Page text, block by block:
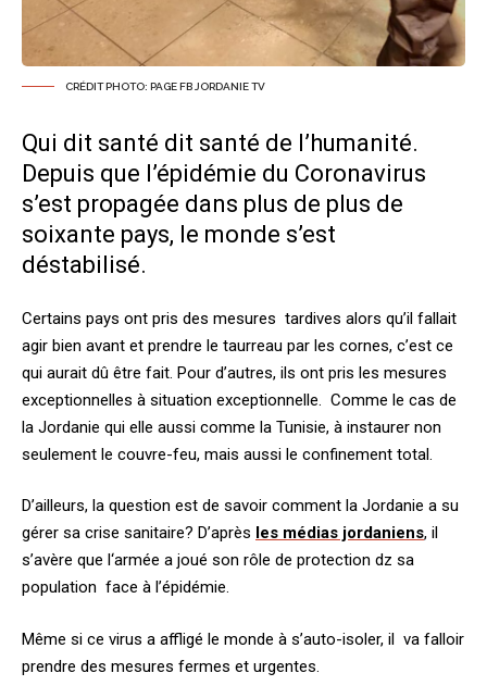
CRÉDIT PHOTO: PAGE FB JORDANIE TV
Qui dit santé dit santé de l’humanité.
Depuis que l’épidémie du Coronavirus
s’est propagée dans plus de plus de
soixante pays, le monde s’est
déstabilisé.
Certains pays ont pris des mesures tardives alors qu’il fallait
agir bien avant et prendre le taurreau par les cornes, c’est ce
qui aurait dû être fait. Pour d’autres, ils ont pris les mesures
exceptionnelles à situation exceptionnelle. Comme le cas de
la Jordanie qui elle aussi comme la Tunisie, à instaurer non
seulement le couvre-feu, mais aussi le confinement total.
D’ailleurs, la question est de savoir comment la Jordanie a su
gérer sa crise sanitaire? D’après les médias jordaniens, il
s’avère que l‘armée a joué son rôle de protection dz sa
population face à l’épidémie.
Même si ce virus a affligé le monde à s’auto-isoler, il va falloir
prendre des mesures fermes et urgentes.